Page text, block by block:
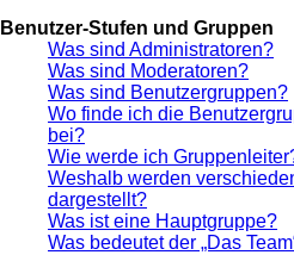
Benutzer-Stufen und Gruppen
Was sind Administratoren?
Was sind Moderatoren?
Was sind Benutzergruppen?
Wo finde ich die
bei?
Wie werde ich
Weshalb werden
dargestellt?
Was ist eine Hauptgruppe?
Was bedeutet der „Das